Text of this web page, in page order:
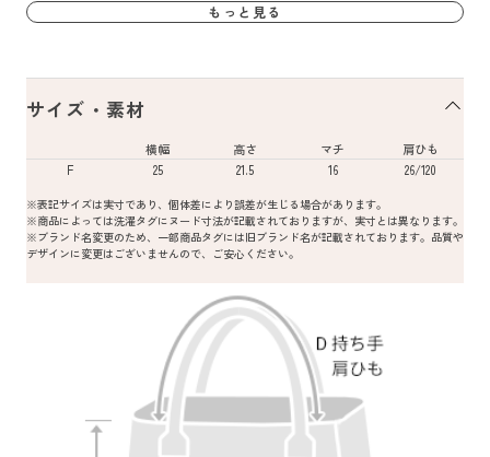
もっと見る
サイズ・素材
横幅 高さ マチ
肩ひも
F
25 21.5 16 26/120
※表記サイズは実寸であり、個体差により誤差が生じる場合があります。
※商品によっては洗濯タグにヌード寸法が記載されておりますが、実寸とは異なります。
※ブランド名変更のため、一部商品タグには旧ブランド名が記載されております。品質や
デザインに変更はございませんので、ご安心ください。